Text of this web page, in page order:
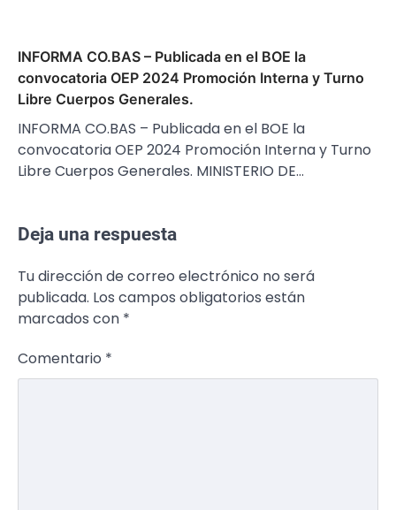
INFORMA CO.BAS – Publicada en el BOE la
convocatoria OEP 2024 Promoción Interna y Turno
Libre Cuerpos Generales.
INFORMA CO.BAS – Publicada en el BOE la
convocatoria OEP 2024 Promoción Interna y Turno
Libre Cuerpos Generales. MINISTERIO DE…
Deja una respuesta
Tu dirección de correo electrónico no será
publicada. Los campos obligatorios están
marcados con *
Comentario *